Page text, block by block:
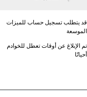
قد يتطلب تسجيل حساب للميزات
الموسعة
تم الإبلاغ عن أوقات تعطل للخوادم
أحيانًا